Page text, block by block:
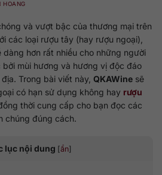
HOANG
và vượt bậc của thương mại trên
các loại rượu tây (hay rượu ngoại),
hơn rất nhiều cho những người
mùi hương và hương vị độc đáo
Trong bài viết này, QKAWine sẽ
có hạn sử dụng không hay rượu
thời cung cấp cho bạn đọc các
chúng đúng cách.
lục nội dung [ẩn]